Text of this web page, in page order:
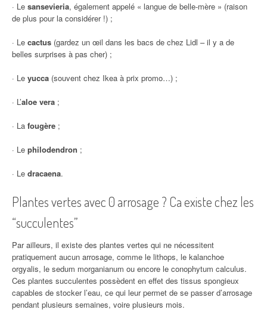
· Le sansevieria, également appelé « langue de belle-mère » (raison
de plus pour la considérer !) ;
· Le cactus (gardez un œil dans les bacs de chez Lidl – il y a de
belles surprises à pas cher) ;
· Le yucca (souvent chez Ikea à prix promo…) ;
· L’aloe vera ;
· La fougère ;
· Le philodendron ;
· Le dracaena.
Plantes vertes avec 0 arrosage ? Ca existe chez les
“succulentes”
Par ailleurs, il existe des plantes vertes qui ne nécessitent
pratiquement aucun arrosage, comme le lithops, le kalanchoe
orgyalis, le sedum morganianum ou encore le conophytum calculus.
Ces plantes succulentes possèdent en effet des tissus spongieux
capables de stocker l’eau, ce qui leur permet de se passer d’arrosage
pendant plusieurs semaines, voire plusieurs mois.